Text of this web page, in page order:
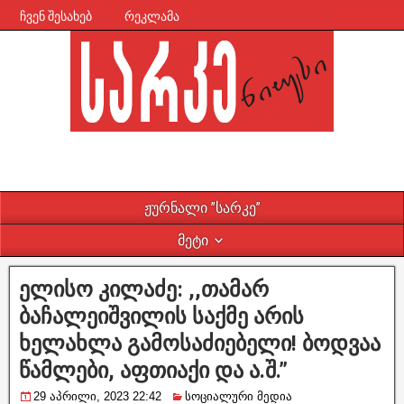
ჩვენ შესახებ რეკლამა
ჟურნალი ”სარკე”
მეტი
ელისო კილაძე: ,,თამარ
ბაჩალეიშვილის საქმე არის
ხელახლა გამოსაძიებელი! ბოდვაა
წამლები, აფთიაქი და ა.შ.”
29 აპრილი, 2023 22:42 სოციალური მედია